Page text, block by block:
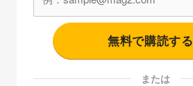
無料で購読する
または